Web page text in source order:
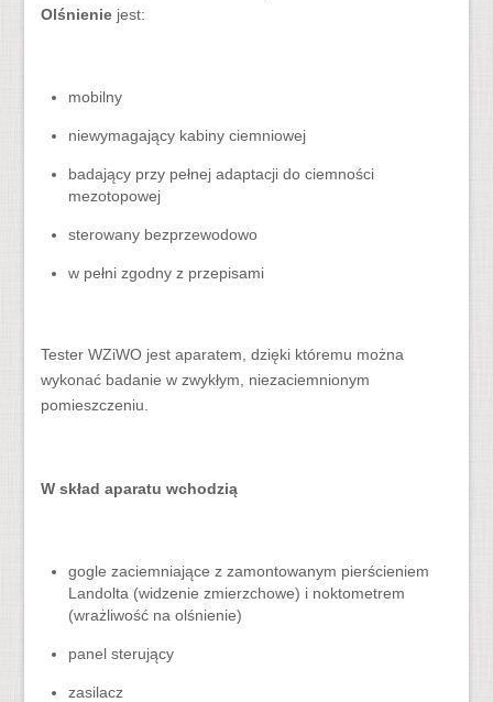
Olśnieniejest:
mobilny
niewymagający kabiny ciemniowej
badający przy pełnej adaptacji do ciemności
mezotopowej
sterowany bezprzewodowo
w pełni zgodny z przepisami
Tester WZiWO jest aparatem, dzięki któremu można
wykonać badanie w zwykłym, niezaciemnionym
pomieszczeniu.
W skład aparatu wchodzią
gogle zaciemniające z zamontowanym pierścieniem
Landolta (widzenie zmierzchowe) i noktometrem
(wrażliwość na olśnienie)
panel sterujący
zasilacz